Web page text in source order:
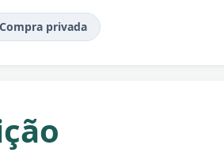
Compra privada